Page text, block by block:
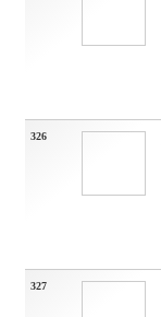
326
327